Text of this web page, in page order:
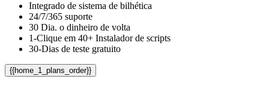
Integrado de sistema de bilhética
24/7/365 suporte
30 Dia. o dinheiro de volta
1-Clique em 40+ Instalador de scripts
30-Dias de teste gratuito
{{home_1_plans_order}}